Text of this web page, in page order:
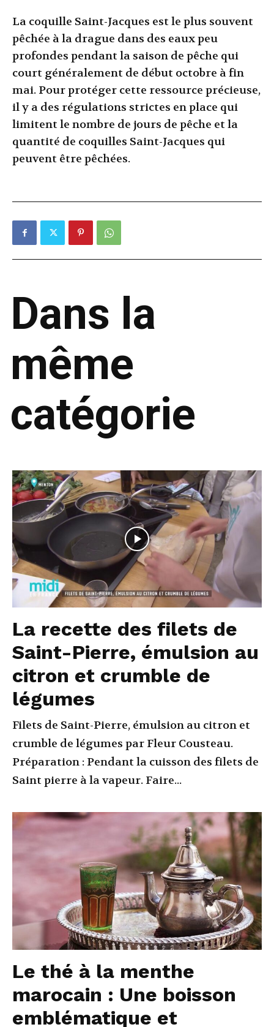
La coquille Saint-Jacques est le plus souvent
pêchée à la drague dans des eaux peu
profondes pendant la saison de pêche qui
court généralement de début octobre à fin
mai. Pour protéger cette ressource précieuse,
il y a des régulations strictes en place qui
limitent le nombre de jours de pêche et la
quantité de coquilles Saint-Jacques qui
peuvent être pêchées.
Dans la
même
catégorie
La recette des filets de
Saint-Pierre, émulsion au
citron et crumble de
légumes
Filets de Saint-Pierre, émulsion au citron et
crumble de légumes par Fleur Cousteau.
Préparation : Pendant la cuisson des filets de
Saint pierre à la vapeur. Faire...
Le thé à la menthe
marocain : Une boisson
emblématique et